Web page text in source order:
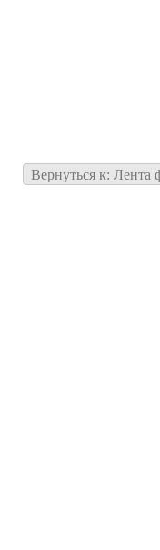
Вернуться к: Лента